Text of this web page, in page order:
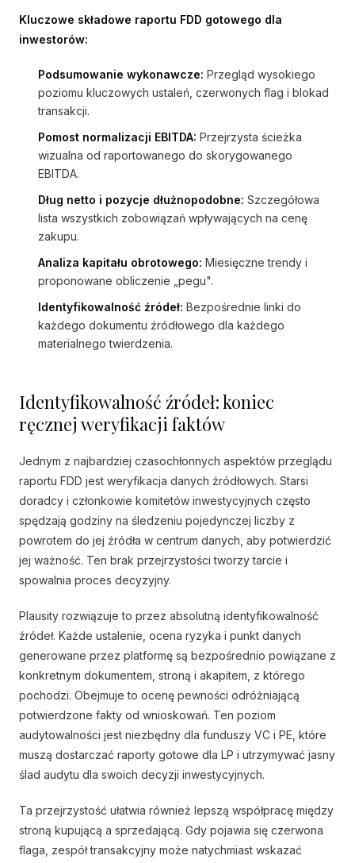
Kluczowe składowe raportu FDD gotowego dla
inwestorów:
Podsumowanie wykonawcze: Przegląd wysokiego
poziomu kluczowych ustaleń, czerwonych flag i blokad
transakcji.
Pomost normalizacji EBITDA: Przejrzysta ścieżka
wizualna od raportowanego do skorygowanego
EBITDA.
Dług netto i pozycje dłużnopodobne: Szczegółowa
lista wszystkich zobowiązań wpływających na cenę
zakupu.
Analiza kapitału obrotowego: Miesięczne trendy i
proponowane obliczenie „pegu".
Identyfikowalność źródeł: Bezpośrednie linki do
każdego dokumentu źródłowego dla każdego
materialnego twierdzenia.
Identyfikowalność źródeł: koniec
ręcznej weryfikacji faktów
Jednym z najbardziej czasochłonnych aspektów przeglądu
raportu FDD jest weryfikacja danych źródłowych. Starsi
doradcy i członkowie komitetów inwestycyjnych często
spędzają godziny na śledzeniu pojedynczej liczby z
powrotem do jej źródła w centrum danych, aby potwierdzić
jej ważność. Ten brak przejrzystości tworzy tarcie i
spowalnia proces decyzyjny.
Plausity rozwiązuje to przez absolutną identyfikowalność
źródeł. Każde ustalenie, ocena ryzyka i punkt danych
generowane przez platformę są bezpośrednio powiązane z
konkretnym dokumentem, stroną i akapitem, z którego
pochodzi. Obejmuje to ocenę pewności odróżniającą
potwierdzone fakty od wnioskowań. Ten poziom
audytowalności jest niezbędny dla funduszy VC i PE, które
muszą dostarczać raporty gotowe dla LP i utrzymywać jasny
ślad audytu dla swoich decyzji inwestycyjnych.
Ta przejrzystość ułatwia również lepszą współpracę między
stroną kupującą a sprzedającą. Gdy pojawia się czerwona
flaga, zespół transakcyjny może natychmiast wskazać